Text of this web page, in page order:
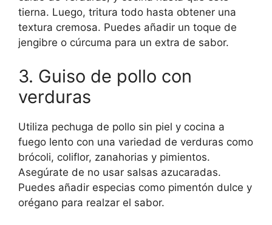
tierna. Luego, tritura todo hasta obtener una
textura cremosa. Puedes añadir un toque de
jengibre o cúrcuma para un extra de sabor.
3. Guiso de pollo con
verduras
Utiliza pechuga de pollo sin piel y cocina a
fuego lento con una variedad de verduras como
brócoli, coliflor, zanahorias y pimientos.
Asegúrate de no usar salsas azucaradas.
Puedes añadir especias como pimentón dulce y
orégano para realzar el sabor.